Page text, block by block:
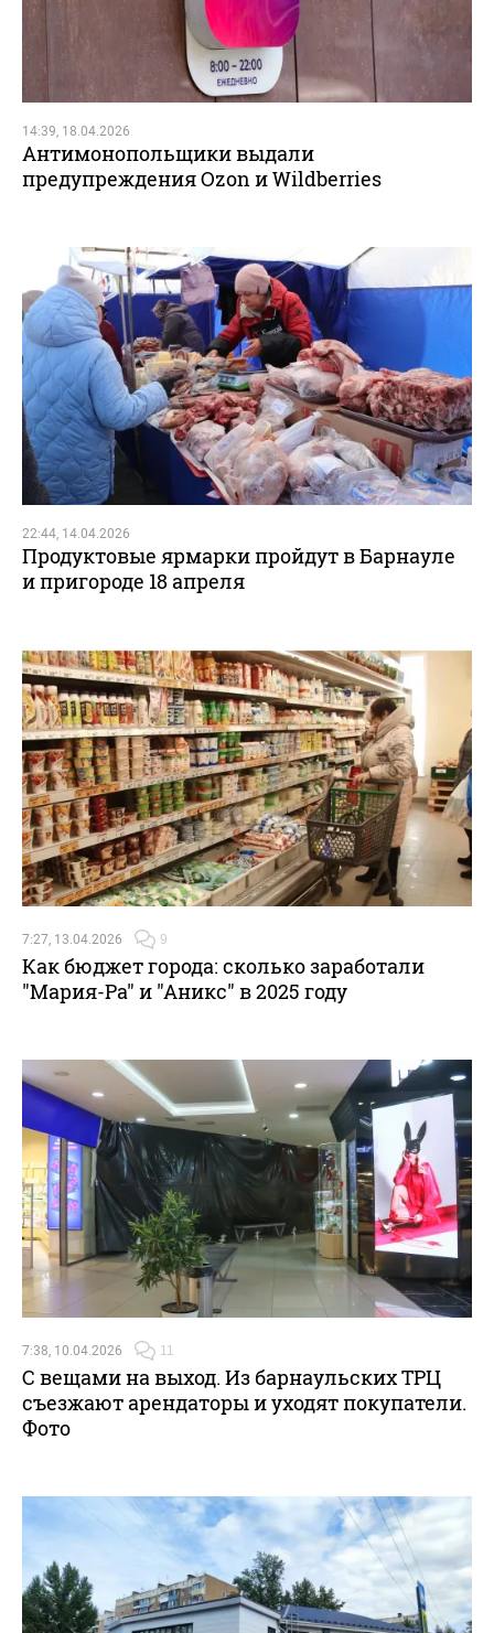
14:39, 18.04.2026
Антимонопольщики выдали
предупреждения Ozon и Wildberries
22:44, 14.04.2026
Продуктовые ярмарки пройдут в Барнауле
и пригороде 18 апреля
7:27, 13.04.2026 9
Как бюджет города: сколько заработали
"Мария-Ра" и "Аникс" в 2025 году
7:38, 10.04.2026 11
С вещами на выход. Из барнаульских ТРЦ
съезжают арендаторы и уходят покупатели.
Фото